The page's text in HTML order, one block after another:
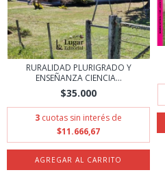
RURALIDAD PLURIGRADO Y
ENSEÑANZA CIENCIA...
$35.000
3 cuotas sin interés de
$11.666,67